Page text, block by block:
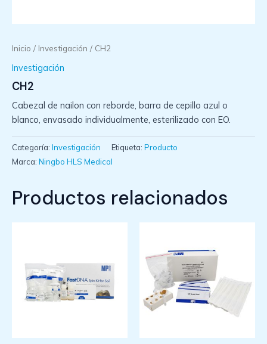
Inicio / Investigación / CH2
Investigación
CH2
Cabezal de nailon con reborde, barra de cepillo azul o
blanco, envasado individualmente, esterilizado con EO.
Categoría: Investigación Etiqueta: Producto
Marca: Ningbo HLS Medical
Productos relacionados